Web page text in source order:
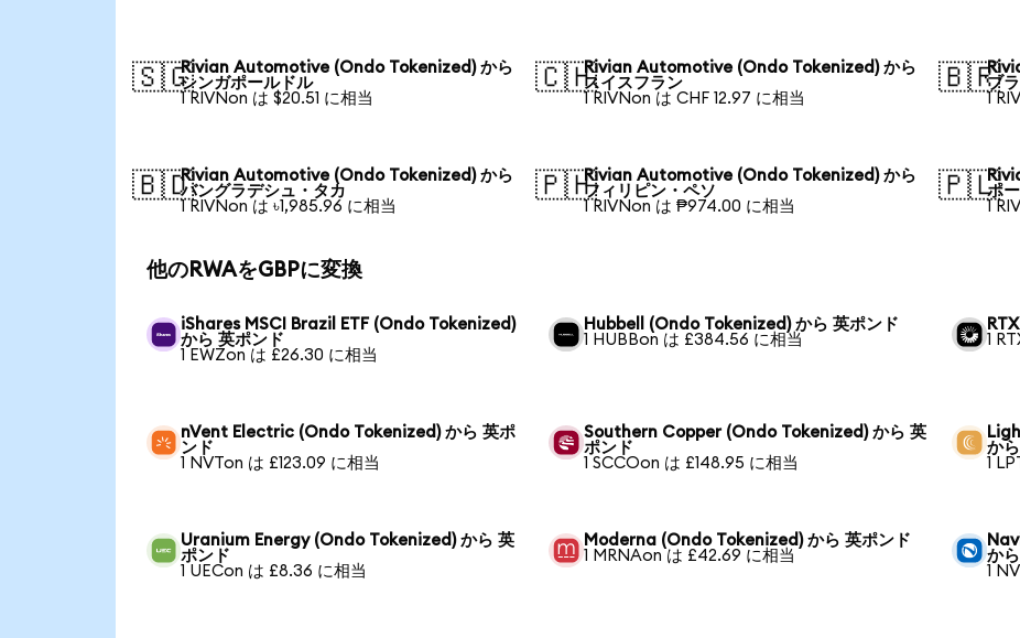
🇸🇬Rivian Automotive (Ondo Tokenized) から
シンガポールドル
1 RIVNon は $20.51 に相当
🇨🇭Rivian Automotive (Ondo Tokenized) から
スイスフラン
1 RIVNon は CHF 12.97 に相当
🇧🇷
ブ
1
🇧🇩Rivian Automotive (Ondo Tokenized) から
バングラデシュ・タカ
1 RIVNon は ৳1,985.96 に相当
🇵🇭Rivian Automotive (Ondo Tokenized) から
フィリピン・ペソ
1 RIVNon は ₱974.00 に相当
🇵🇱
ポ
1
他のRWAをGBPに変換
iShares MSCI Brazil ETF (Ondo Tokenized)
から 英ポンド
1 EWZon は £26.30 に相当
Hubbell (Ondo Tokenized) から 英ポンド
1 HUBBon は £384.56 に相当
1
nVent Electric (Ondo Tokenized) から 英ポ
ンド
1 NVTon は £123.09 に相当
Southern Copper (Ondo Tokenized) から 英
ポンド
1 SCCOon は £148.95 に相当
か
1
Uranium Energy (Ondo Tokenized) から 英
ポンド
1 UECon は £8.36 に相当
Moderna (Ondo Tokenized) から 英ポンド
1 MRNAon は £42.69 に相当
か
1